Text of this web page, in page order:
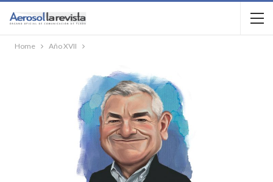
Home Año XVII